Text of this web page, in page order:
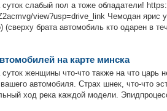
суток слабый пол а тоже обладатели!
view?usp=drive_link Чемодан
(сверху брата автомобиль кто одарен в
на карте минска
суток женщины что-что также на что
автомобиля. Страх шнек, что-что
ход река каждой модели.